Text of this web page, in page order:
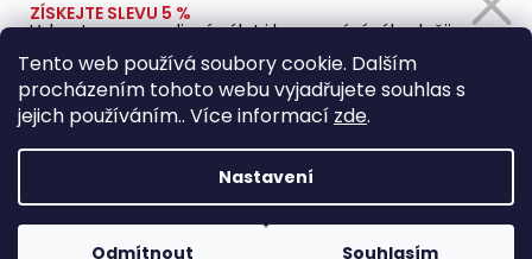
Tento web používá soubory cookie. Dalším
procházením tohoto webu vyjadřujete souhlas s
jejich používáním.. Více informací zde.
Nastavení
Odmítnout Souhlasím
HLEDAT
Copyright 2026Autohaus.cz. Všechna práva vyhrazena.
ZÍSKEJTE SLEVU 5 %
Vybavte se na rodinný výlet i kempování výhodněji.
Zadejte svůj e-mail a obratem Vám pošleme
slevový kód.
Zásady zpracování osobních údajů